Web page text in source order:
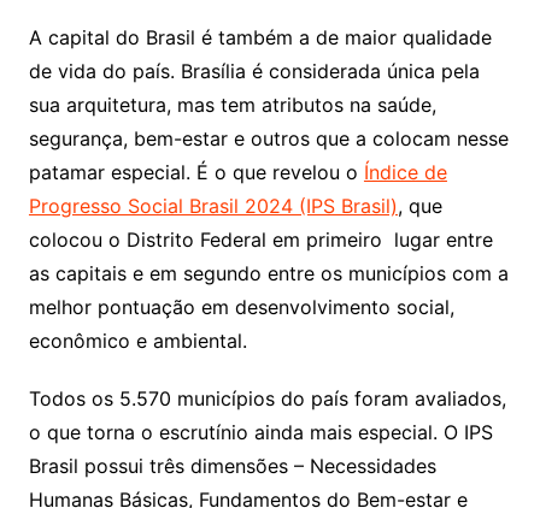
A capital do Brasil é também a de maior qualidade
de vida do país. Brasília é considerada única pela
sua arquitetura, mas tem atributos na saúde,
segurança, bem-estar e outros que a colocam nesse
patamar especial. É o que revelou o Índice de
Progresso Social Brasil 2024 (IPS Brasil), que
colocou o Distrito Federal em primeiro lugar entre
as capitais e em segundo entre os municípios com a
melhor pontuação em desenvolvimento social,
econômico e ambiental.
Todos os 5.570 municípios do país foram avaliados,
o que torna o escrutínio ainda mais especial. O IPS
Brasil possui três dimensões – Necessidades
Humanas Básicas, Fundamentos do Bem-estar e